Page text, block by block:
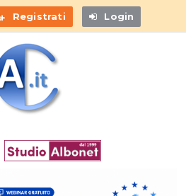
Registrati Login